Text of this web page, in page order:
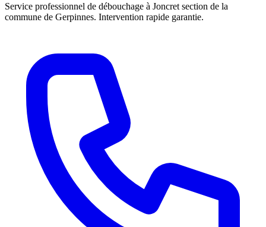
Service professionnel de débouchage à Joncret section de la
commune de Gerpinnes. Intervention rapide garantie.